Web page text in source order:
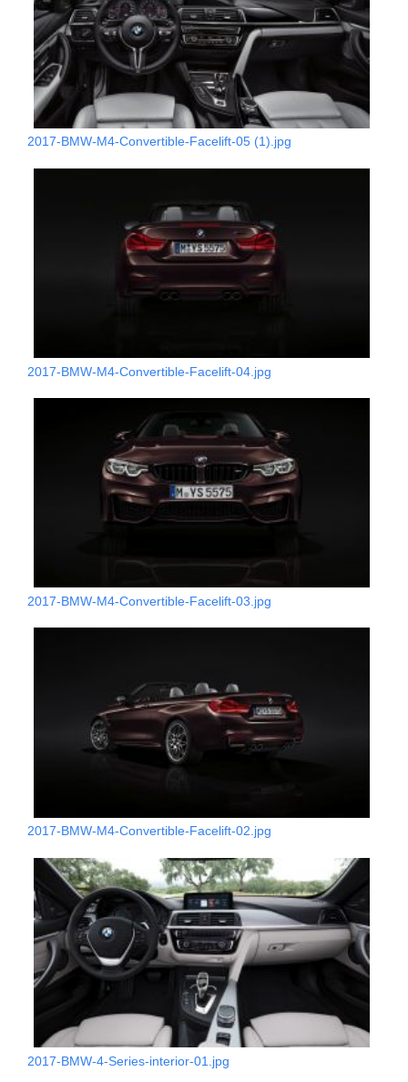
2017-BMW-M4-Convertible-Facelift-05 (1).jpg
2017-BMW-M4-Convertible-Facelift-04.jpg
2017-BMW-M4-Convertible-Facelift-03.jpg
2017-BMW-M4-Convertible-Facelift-02.jpg
2017-BMW-4-Series-interior-01.jpg